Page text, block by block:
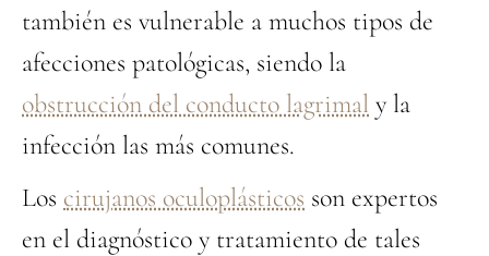
también es vulnerable a muchos tipos de
afecciones patológicas, siendo la
obstrucción del conducto lagrimal y la
infección las más comunes.
Los cirujanos oculoplásticos son expertos
en el diagnóstico y tratamiento de tales